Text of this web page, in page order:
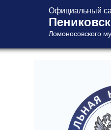
Официальный
Ломоносовского